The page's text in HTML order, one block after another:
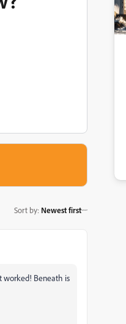
Sort by: Newest first
worked! Beneath is